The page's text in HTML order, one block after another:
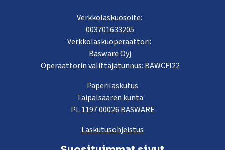
Verkkolaskuosoite:
003701633205
Verkkolaskuoperaattori:
Basware Oyj
Operaattorin välittäjätunnus: BAWCFI22
Paperilaskutus
Taipalsaaren kunta
PL 1197 00026 BASWARE
Laskutusohjeistus